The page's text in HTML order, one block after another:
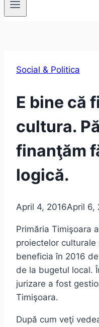
Social & Politica
E bine că
cultura.
finanţăm
logică.
April 4, 2016April 6,
Primăria Timişoara
proiectelor
beneficia în 2016
de la bugetul local.
jurizare a fost
Timişoara.
După cum veţi